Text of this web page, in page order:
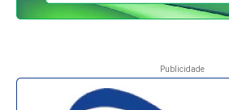
Publicidade